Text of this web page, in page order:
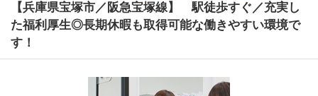
【兵庫県宝塚市／阪急宝塚線】 駅徒歩すぐ／充実し
た福利厚生◎長期休暇も取得可能な働きやすい環境で
す！